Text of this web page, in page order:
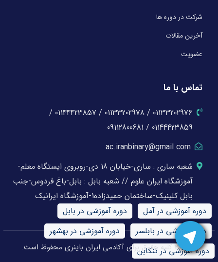
شرکت در دوره ها
آخرین مقالات
عضویت
تماس با ما
01133202976 / 01133202978 / 01144423857 /
01144423859 / 09112800681
ac.iranbinary@gmail.com
شعبه ساری : ساری-خیابان 18 دی-روبروی ایستگاه معلم-
آموزشگاه ایران علوم // شعبه بابل : بابل-باغ فردوس-جنب
بابل کلینیک-ساختمان حمیدزاده1-آموزشگاه ایرانیک
دوره آموزشی در آمل
دوره آموزشی در بابل
دوره آموزشی در بابلسر
دوره آموزشی در بهشهر
دوره آموزشی در تنکابن
© 2026 کلیه حقوق برای آکادمی ایران باینری محفوظ است.